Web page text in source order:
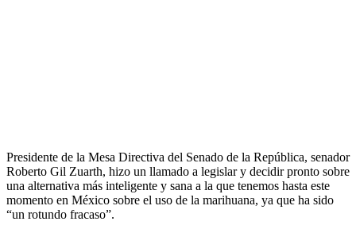
Presidente de la Mesa Directiva del Senado de la República, senador
Roberto Gil Zuarth, hizo un llamado a legislar y decidir pronto sobre
una alternativa más inteligente y sana a la que tenemos hasta este
momento en México sobre el uso de la marihuana, ya que ha sido
“un rotundo fracaso”.